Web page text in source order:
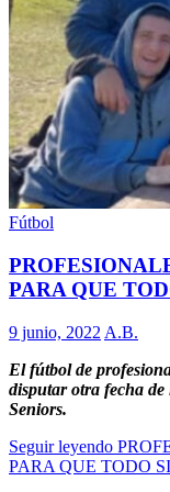
Fútbol
PARA QUE
9 junio, 2022 A.B.
El fútbol de
disputar otra fecha
Seniors.
Seguir leyendo
PARA QUE TODO